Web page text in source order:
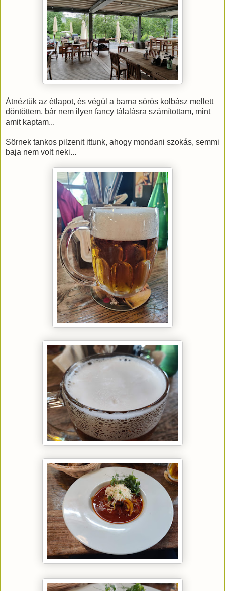
Átnéztük az étlapot, és végül a barna sörös kolbász mellett
döntöttem, bár nem ilyen fancy tálalásra számítottam, mint
amit kaptam...
Sörnek tankos pilzenit ittunk, ahogy mondani szokás, semmi
baja nem volt neki...